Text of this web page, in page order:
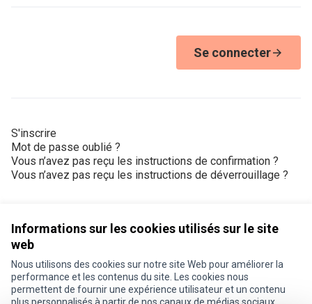
Informations sur les cookies utilisés sur le site
web
Nous utilisons des cookies sur notre site Web pour améliorer la
performance et les contenus du site. Les cookies nous
permettent de fournir une expérience utilisateur et un contenu
Se connecter
S'inscrire
Mot de passe oublié ?
Vous n’avez pas reçu les instructions de confirmation ?
Vous n’avez pas reçu les instructions de déverrouillage ?
Conditions d'utilisation
Paramètres des cookies
Je participe ! sur X
Je participe ! sur Facebook
Je participe ! sur Instagram